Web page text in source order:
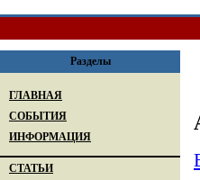
Разделы
ГЛАВНАЯ
СОБЫТИЯ
ИНФОРМАЦИЯ
СТАТЬИ